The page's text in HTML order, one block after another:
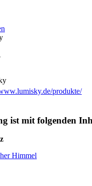
produkte/
ist mit folgenden
Himmel